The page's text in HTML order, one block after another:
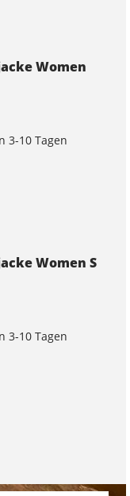
Women
3-10 Tagen
Women S
3-10 Tagen